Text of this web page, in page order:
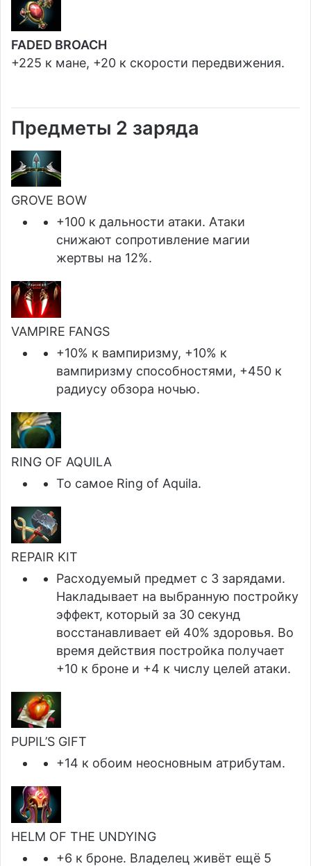
FADED BROACH
+225 к мане, +20 к скорости передвижения.
Предметы 2 заряда
GROVE BOW
+100 к дальности атаки. Атаки
снижают сопротивление магии
жертвы на 12%.
VAMPIRE FANGS
+10% к вампиризму, +10% к
вампиризму способностями, +450 к
радиусу обзора ночью.
RING OF AQUILA
То самое Ring of Aquila.
REPAIR KIT
Расходуемый предмет с 3 зарядами.
Накладывает на выбранную постройку
эффект, который за 30 секунд
восстанавливает ей 40% здоровья. Во
время действия постройка получает
+10 к броне и +4 к числу целей атаки.
PUPIL’S GIFT
+14 к обоим неосновным атрибутам.
HELM OF THE UNDYING
+6 к броне. Владелец живёт ещё 5